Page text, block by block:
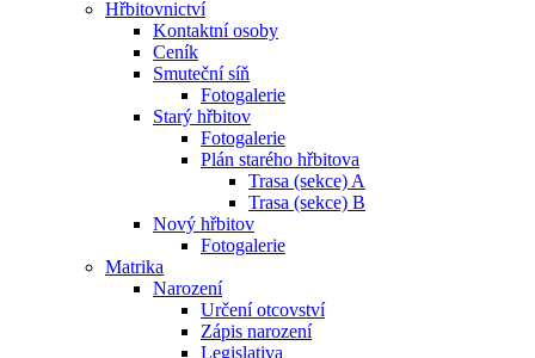
Hřbitovnictví
Kontaktní osoby
Ceník
Smuteční síň
Fotogalerie
Starý hřbitov
Fotogalerie
Plán starého hřbitova
Trasa (sekce) A
Trasa (sekce) B
Nový hřbitov
Fotogalerie
Matrika
Narození
Určení otcovství
Zápis narození
Legislativa